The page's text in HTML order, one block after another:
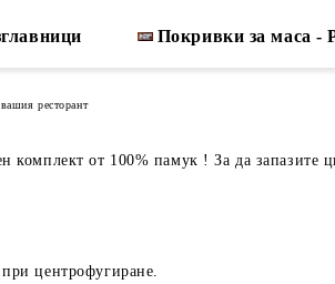
Покривки за маса -
ресторант
от 100% памук ! За да запазите
центрофугиране.